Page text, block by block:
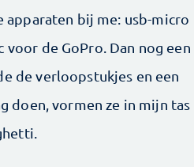
bij me: usb-micro
de ­GoPro. Dan nog een
de verloopstukjes en een
doen, ­vormen ze in mijn tas